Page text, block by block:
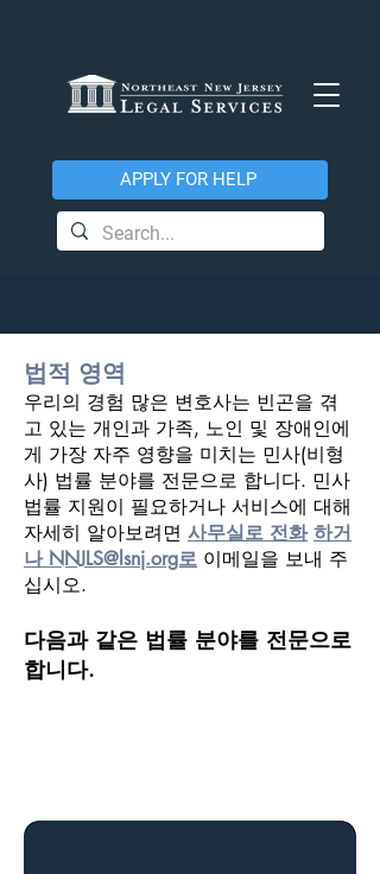
APPLY FOR HELP
우리의 서비스
법적 영역
우리의 경험 많은 변호사는 빈곤을 겪
고 있는 개인과 가족, 노인 및 장애인에
게 가장 자주 영향을 미치는 민사(비형
사) 법률 분야를 전문으로 합니다. 민사
법률 지원이 필요하거나 서비스에 대해
자세히 알아보려면 사무실로 전화 하거
나 NNJLS@lsnj.org로 이메일을 보내 주
십시오.
다음과 같은 법률 분야를 전문으로
합니다.